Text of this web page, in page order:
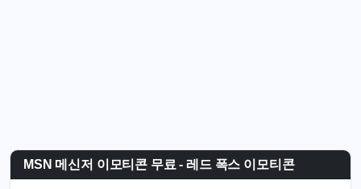
MSN 메신저 이모티콘 무료 - 레드 폭스 이모티콘